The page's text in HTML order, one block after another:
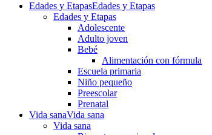
Edades y EtapasEdades y Etapas
Edades y Etapas
Adolescente
Adulto joven
Bebé
Alimentación con fórmula
Escuela primaria
Niño pequeño
Preescolar
Prenatal
Vida sanaVida sana
Vida sana